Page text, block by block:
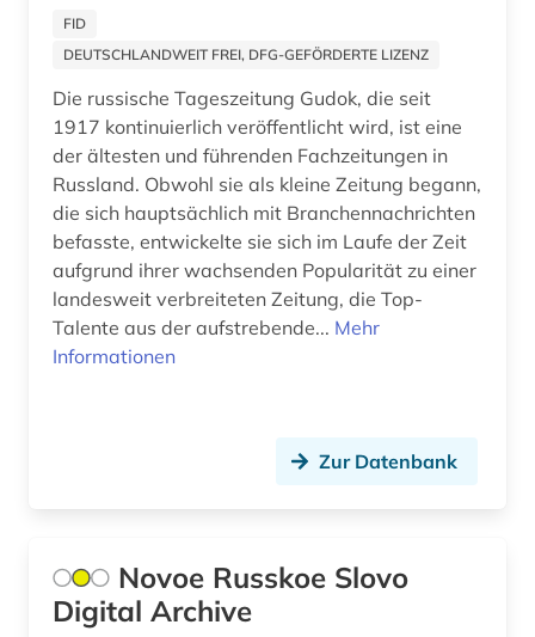
hispanistik (4)
hispanoamerika (1)
hispanoamerikanische geschichte (1)
hobart (1)
hochheim (1)
humoristische presse (2)
iberoromanistik (3)
FID
DEUTSCHLANDWEIT FREI, DFG-GEFÖRDERTE LIZENZ
Die russische Tageszeitung Gudok, die seit
1917 kontinuierlich veröffentlicht wird, ist eine
der ältesten und führenden Fachzeitungen in
Russland. Obwohl sie als kleine Zeitung begann,
die sich hauptsächlich mit Branchennachrichten
befasste, entwickelte sie sich im Laufe der Zeit
aufgrund ihrer wachsenden Popularität zu einer
landesweit verbreiteten Zeitung, die Top-
Talente aus der aufstrebende... Mehr
Informationen
Zur Datenbank
Novoe Russkoe Slovo
Digital Archive